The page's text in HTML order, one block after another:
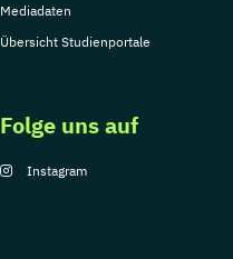
Mediadaten
Übersicht Studienportale
Folge uns auf
Instagram